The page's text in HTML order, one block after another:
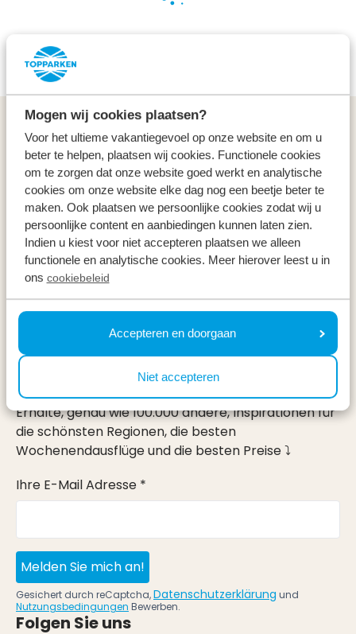
Mogen wij cookies plaatsen?
Voor het ultieme vakantiegevoel op onze website en om u
beter te helpen, plaatsen wij cookies. Functionele cookies
om te zorgen dat onze website goed werkt en analytische
cookies om onze website elke dag nog een beetje beter te
maken. Ook plaatsen we persoonlijke cookies zodat wij u
persoonlijke content en aanbiedingen kunnen laten zien.
Indien u kiest voor niet accepteren plaatsen we alleen
functionele en analytische cookies. Meer hierover leest u in
ons cookiebeleid
Accepteren en doorgaan
Niet accepteren
Allgemeines
Service & Kontakt
Arten
Specials
Urlaub
Im Urlaub
Erhalte, genau wie 100.000 andere, Inspirationen für
die schönsten Regionen, die besten
Wochenendausflüge und die besten Preise ⤵
Ihre E-Mail Adresse *
Melden Sie mich an!
Gesichert durch reCaptcha,Datenschutzerklärung und
Nutzungsbedingungen Bewerben.
Folgen Sie uns